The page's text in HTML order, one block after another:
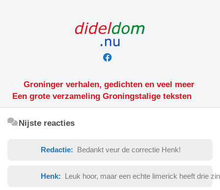
Groninger verhalen, gedichten en veel meer
Een grote verzameling Groningstalige teksten
Nijste reacties
Redactie: Bedankt veur de correctie Henk!
Henk: Leuk hoor, maar een echte limerick heeft drie zinnen met